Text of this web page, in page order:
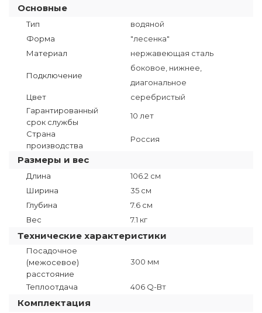
Основные
Тип
водяной
Форма
"лесенка"
Материал
нержавеющая сталь
Подключение
боковое, нижнее,
диагональное
Цвет
серебристый
Гарантированный
срок службы
10 лет
Страна
производства
Россия
Размеры и вес
Длина
106.2 см
Ширина
35 см
Глубина
7.6 см
Вес
7.1 кг
Технические характеристики
Посадочное
(межосевое)
расстояние
300 мм
Теплоотдача 406 Q-Вт
Комплектация